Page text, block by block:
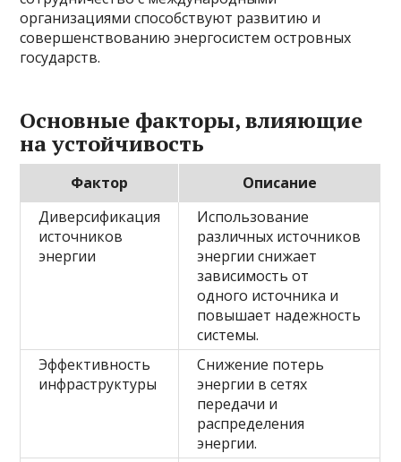
организациями способствуют развитию и
совершенствованию энергосистем островных
государств.
Основные факторы, влияющие
на устойчивость
Фактор
Описание
Диверсификация
источников
энергии
Использование
различных источников
энергии снижает
зависимость от
одного источника и
повышает надежность
системы.
Эффективность
инфраструктуры
Снижение потерь
энергии в сетях
передачи и
распределения
энергии.